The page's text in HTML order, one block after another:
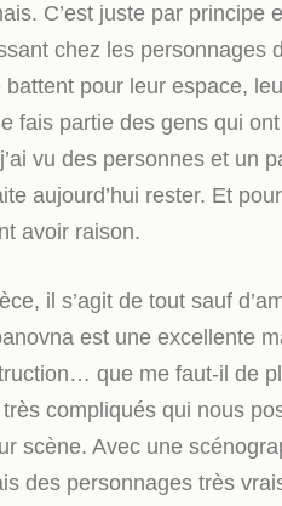
C’est juste par principe
chez les personnages
battent pour leur espace,
fais partie des gens qui
vu des personnes et un
aujourd’hui rester. Et
avoir raison.
il s’agit de tout sauf
est une excellente
que me faut-il de
compliqués qui nous
scène. Avec une
des personnages très